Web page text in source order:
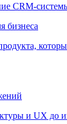
CRM-
бизнеса
и UX до